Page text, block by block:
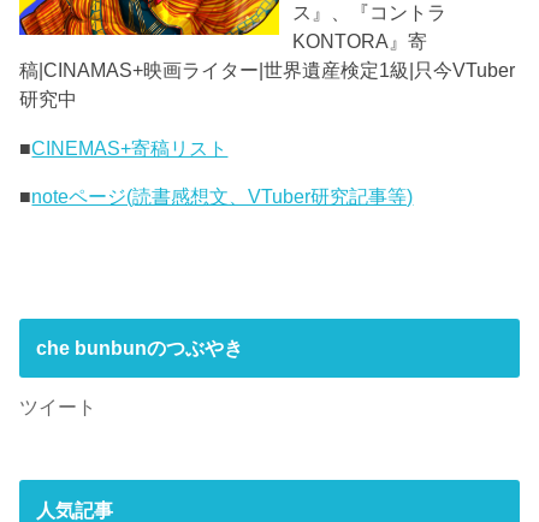
ス』、『コントラ
KONTORA』寄
稿|CINAMAS+映画ライター|世界遺産検定1級|只今VTuber
研究中
■CINEMAS+寄稿リスト
■noteページ(読書感想文、VTuber研究記事等)
che bunbunのつぶやき
ツイート
人気記事